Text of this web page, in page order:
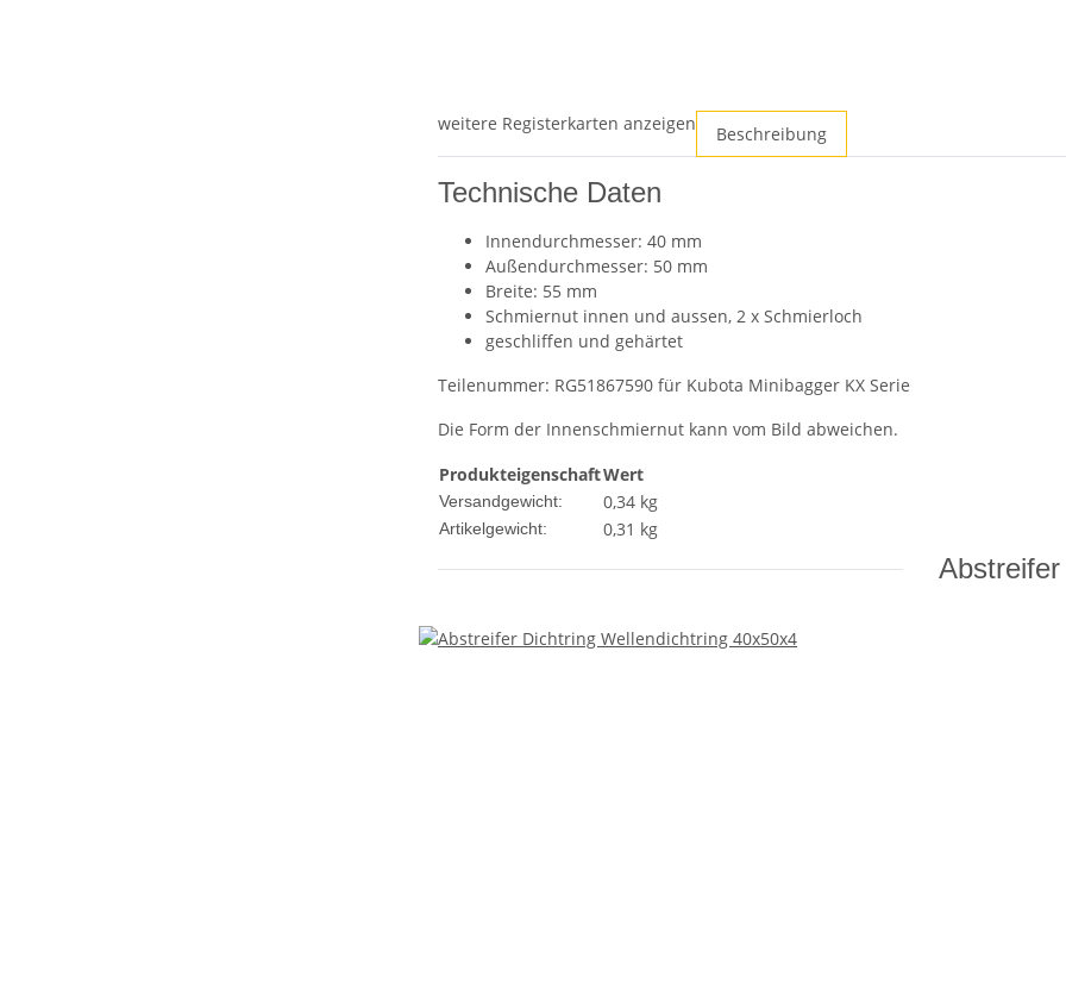
weitere Registerkarten anzeigen Beschreibung
Technische Daten
Innendurchmesser: 40 mm
Außendurchmesser: 50 mm
Breite: 55 mm
Schmiernut innen und aussen, 2 x Schmierloch
geschliffen und gehärtet
Teilenummer: RG51867590 für Kubota Minibagger KX Serie
Die Form der Innenschmiernut kann vom Bild abweichen.
ProdukteigenschaftWert
Versandgewicht: 0,34 kg
Artikelgewicht: 0,31 kg
Abstreifer